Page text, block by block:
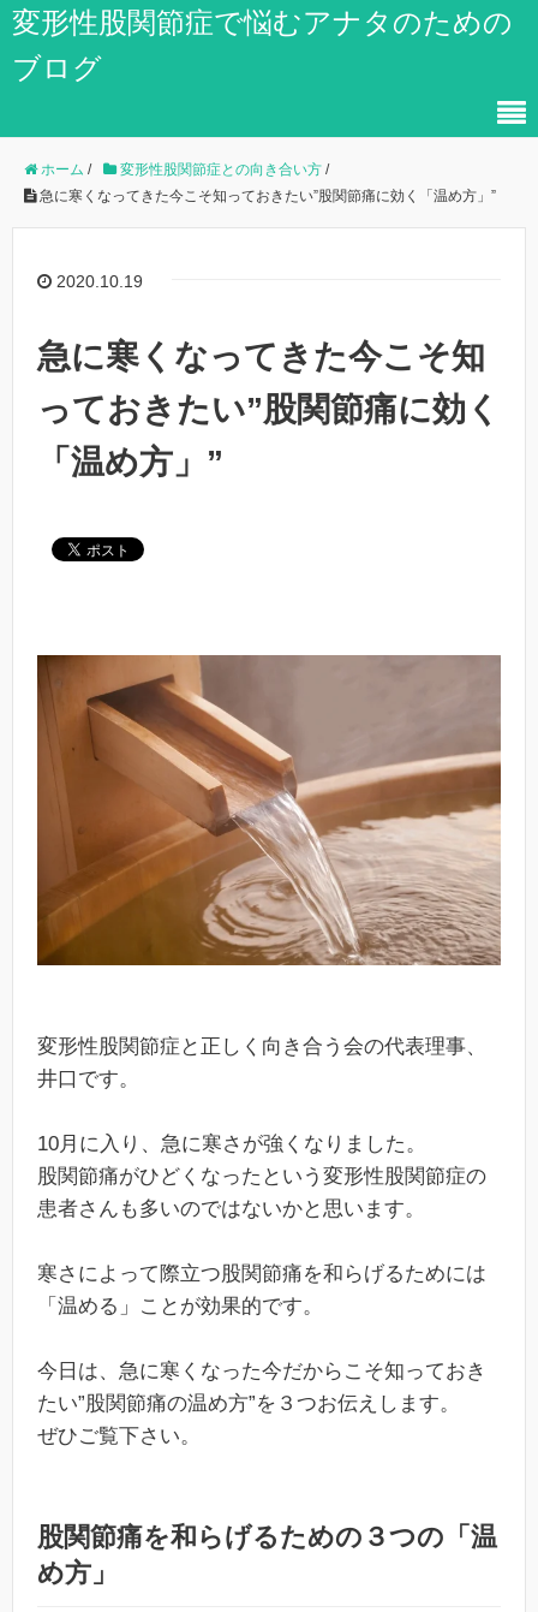
変形性股関節症で悩むアナタのための
ブログ
ホーム / 変形性股関節症との向き合い方 /
急に寒くなってきた今こそ知っておきたい”股関節痛に効く「温め方」”
2020.10.19
急に寒くなってきた今こそ知
っておきたい”股関節痛に効く
「温め方」”
変形性股関節症と正しく向き合う会の代表理事、
井口です。
10月に入り、急に寒さが強くなりました。
股関節痛がひどくなったという変形性股関節症の
患者さんも多いのではないかと思います。
寒さによって際立つ股関節痛を和らげるためには
「温める」ことが効果的です。
今日は、急に寒くなった今だからこそ知っておき
たい”股関節痛の温め方”を３つお伝えします。
ぜひご覧下さい。
股関節痛を和らげるための３つの「温
め方」